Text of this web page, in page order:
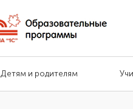
Детям и родителям